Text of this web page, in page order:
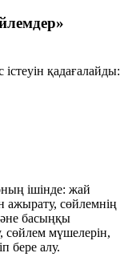
қадағалайды:
ішінде: жай
ажырату, сөйлемнің
басыңқы
сөйлем мүшелерін,
бере алу.